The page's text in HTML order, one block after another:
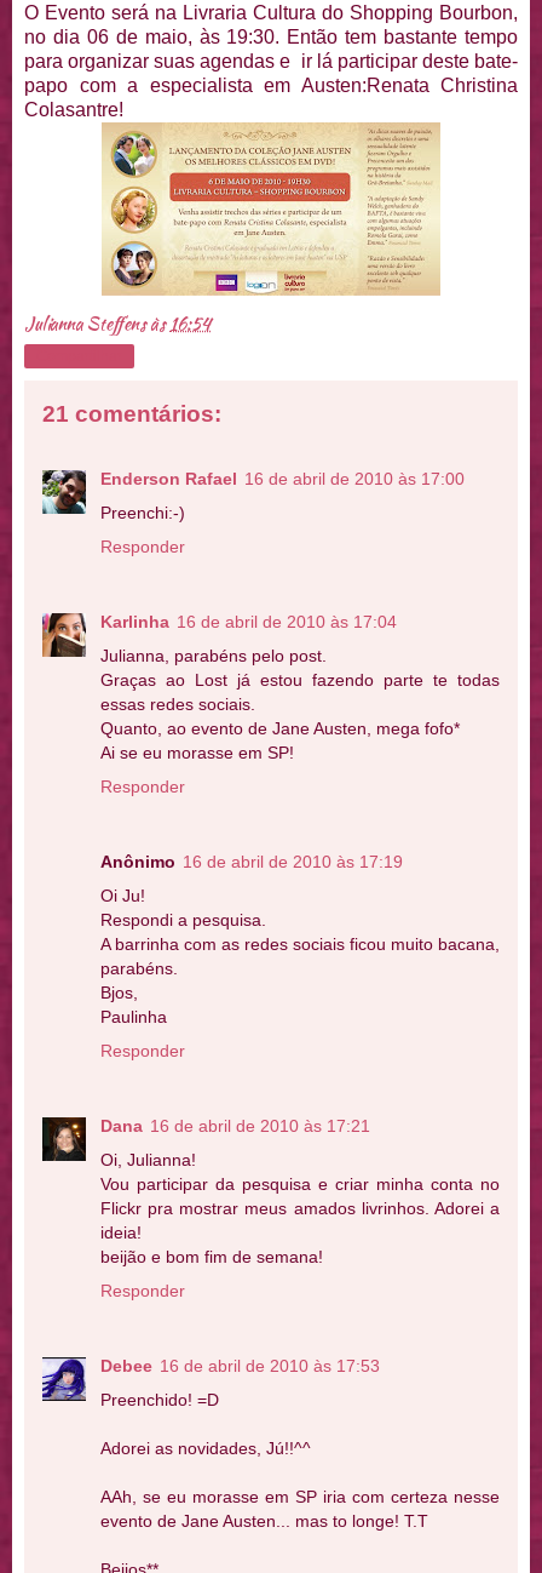
O Evento será na Livraria Cultura do Shopping Bourbon,
no dia 06 de maio, às 19:30. Então tem bastante tempo
para organizar suas agendas e ir lá participar deste bate-
papo com a especialista em Austen:Renata Christina
Colasantre!
Julianna Steffensàs 16:54
21 comentários:
Enderson Rafael 16 de abril de 2010 às 17:00
Preenchi:-)
Responder
Karlinha 16 de abril de 2010 às 17:04
Julianna, parabéns pelo post.
Graças ao Lost já estou fazendo parte te todas
essas redes sociais.
Quanto, ao evento de Jane Austen, mega fofo*
Ai se eu morasse em SP!
Responder
Anônimo 16 de abril de 2010 às 17:19
Oi Ju!
Respondi a pesquisa.
A barrinha com as redes sociais ficou muito bacana,
parabéns.
Bjos,
Paulinha
Responder
Dana 16 de abril de 2010 às 17:21
Oi, Julianna!
Vou participar da pesquisa e criar minha conta no
Flickr pra mostrar meus amados livrinhos. Adorei a
ideia!
beijão e bom fim de semana!
Responder
Debee 16 de abril de 2010 às 17:53
Preenchido! =D
Adorei as novidades, Jú!!^^
AAh, se eu morasse em SP iria com certeza nesse
evento de Jane Austen... mas to longe! T.T